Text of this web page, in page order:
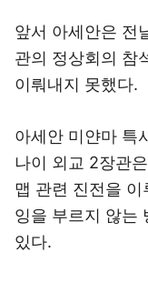
앞서 아세안은 전
관의 정상회의 참
이뤄내지 못했다.
아세안 미얀마 특
나이 외교 2장관
맵 관련 진전을
잉을 부르지 않는
있다.